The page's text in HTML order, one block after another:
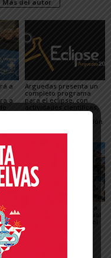
Más del autor
a
a
Arguedas presenta un
completo programa
para el eclipse, con
actividades científicas,
visitas guiadas,
concierto y observación
Sendaviva presenta la
programación especial
del eclipse total de Sol
del 12 de agosto